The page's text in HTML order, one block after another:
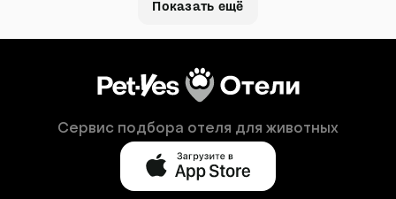
Показать ещё
Сервис подбора отеля для животных